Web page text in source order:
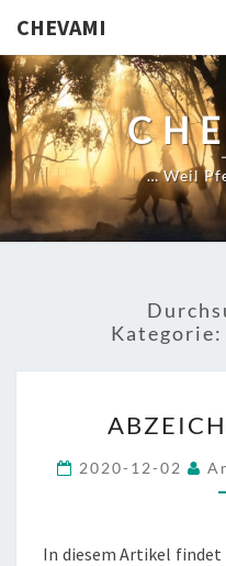
CHEVAMI
… Weil
Kategorie:
2020-12-02
In diesem Artikel